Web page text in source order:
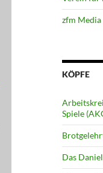
zfm Media
KÖPFE
Spiele
Das